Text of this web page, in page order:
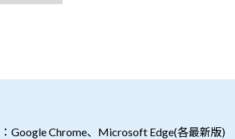
Google Chrome、Microsoft Edge(各最新版)